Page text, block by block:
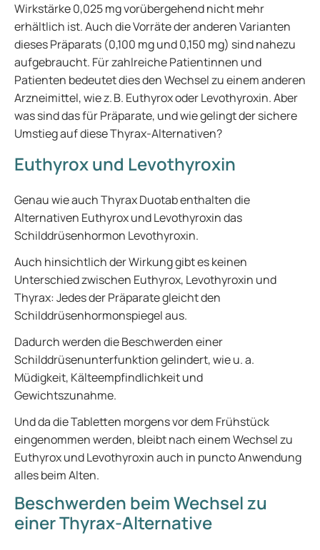
Wirkstärke 0,025 mg vorübergehend nicht mehr
erhältlich ist. Auch die Vorräte der anderen Varianten
dieses Präparats (0,100 mg und 0,150 mg) sind nahezu
aufgebraucht. Für zahlreiche Patientinnen und
Patienten bedeutet dies den Wechsel zu einem anderen
Arzneimittel, wie z. B. Euthyrox oder Levothyroxin. Aber
was sind das für Präparate, und wie gelingt der sichere
Umstieg auf diese Thyrax-Alternativen?
Euthyrox und Levothyroxin
Genau wie auch Thyrax Duotab enthalten die
Alternativen Euthyrox und Levothyroxin das
Schilddrüsenhormon Levothyroxin.
Auch hinsichtlich der Wirkung gibt es keinen
Unterschied zwischen Euthyrox, Levothyroxin und
Thyrax: Jedes der Präparate gleicht den
Schilddrüsenhormonspiegel aus.
Dadurch werden die Beschwerden einer
Schilddrüsenunterfunktion gelindert, wie u. a.
Müdigkeit, Kälteempfindlichkeit und
Gewichtszunahme.
Und da die Tabletten morgens vor dem Frühstück
eingenommen werden, bleibt nach einem Wechsel zu
Euthyrox und Levothyroxin auch in puncto Anwendung
alles beim Alten.
Beschwerden beim Wechsel zu
einer Thyrax-Alternative